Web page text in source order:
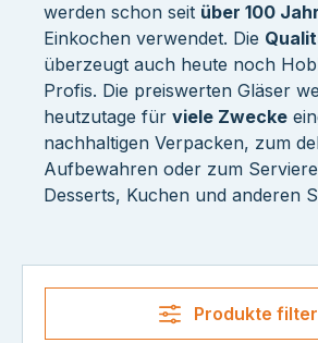
werden schon seit über 100
Einkochen verwendet. Die
überzeugt auch heute noch
Profis. Die preiswerten Gläser
heutzutage für viele Zwecke
nachhaltigen Verpacken, zum
Aufbewahren oder zum
Desserts, Kuchen und anderen
Produkte